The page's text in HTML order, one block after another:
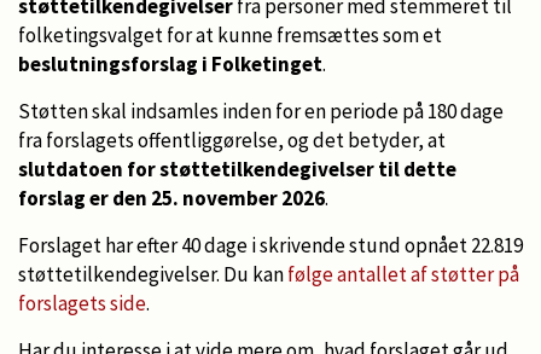
støttetilkendegivelserfra personer med stemmeret til
folketingsvalget for at kunne fremsættes som et
beslutningsforslag i Folketinget.
Støtten skal indsamles inden for en periode på 180 dage
fra forslagets offentliggørelse, og det betyder, at
slutdatoen for støttetilkendegivelser til dette
forslag er den 25. november 2026.
Forslaget har efter 40 dage i skrivende stund opnået 22.819
støttetilkendegivelser. Du kanfølge antallet af støtter på
forslagets side.